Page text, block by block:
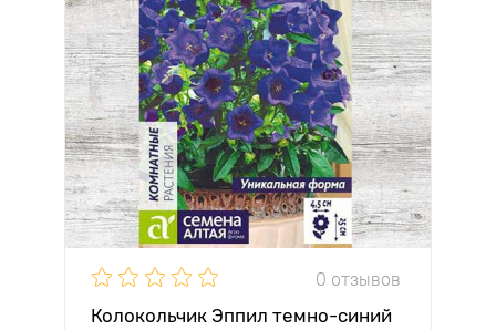
0 отзывов
Колокольчик Эппил темно-синий